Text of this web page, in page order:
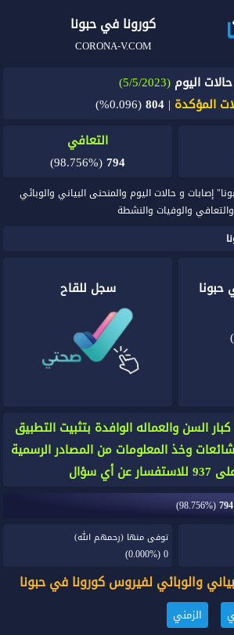
كورونا في حبونا
CORONA-V.COM
حالات اليوم (5/5/2023)
المؤكدة |
804
(0.096%)
التعافي
794
(98.756%)
إصابات و حالات اليوم والمنحنى البياني والوبائي
والتعافي والوفيات والنشطة
حبونا سجل للقاح
السن والعماله الوافدة بتثبيت التطبيق
وخذ المعلومات من المصادر الرسمية
أي سؤال
794
(98.756%)
توفى منها (رحمهم الله)
0
(0.000%)
والوبائي لفيروس كورونا في حبونا
الزمني